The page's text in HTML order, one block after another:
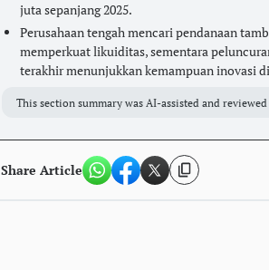
juta sepanjang 2025.
Perusahaan tengah mencari pendanaan
memperkuat likuiditas, sementara
terakhir menunjukkan kemampuan inovasi
This section summary was AI-assisted and
Share Article